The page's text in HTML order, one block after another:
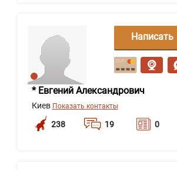
* Евгений Александрович
Киев Показать контакты
238 19 0
Написать
сообщение